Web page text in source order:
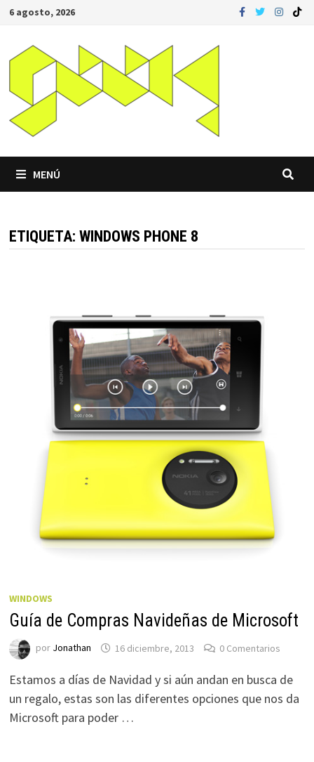
Saltar
contenido
6 agosto, 2026
MENÚ
ETIQUETA: WINDOWS PHONE 8
WINDOWS
Guía de Compras Navideñas de Microsoft
por Jonathan 16 diciembre, 2013 0 Comentarios
Estamos a días de Navidad y si aún andan en busca de
un regalo, estas son las diferentes opciones que nos da
Microsoft para poder …